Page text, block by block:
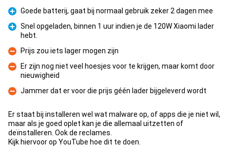
Pro
Goede batterij, gaat bij normaal gebruik zeker 2 dagen mee
Snel opgeladen, binnen 1 uur indien je de 120W Xiaomi lader
hebt.
Con
Prijs zou iets lager mogen zijn
Con
Er zijn nog niet veel hoesjes voor te krijgen, maar komt door
nieuwigheid
Con
Jammer dat er voor die prijs géén lader bijgeleverd wordt
Er staat bij installeren wel wat malware op, of apps die je niet wil,
maar als je goed oplet kan je die allemaal uitzetten of
deïnstalleren. Ook de reclames.
Kijk hiervoor op YouTube hoe dit te doen.